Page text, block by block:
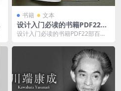
书籍 文本
设计入门必读的书籍PDF22部
百度云网盘下载[1.05GB]
设计入门必读的书籍PDF22部百度
目录。本...